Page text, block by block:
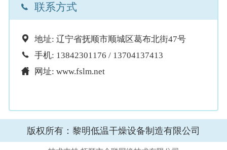
 联系方式
 地址: 辽宁省抚顺市顺城区葛布北街47号
 手机: 13842301176 / 13704137413
 网址: www.fslm.net
版权所有：黎明低温干燥设备制造有限公司